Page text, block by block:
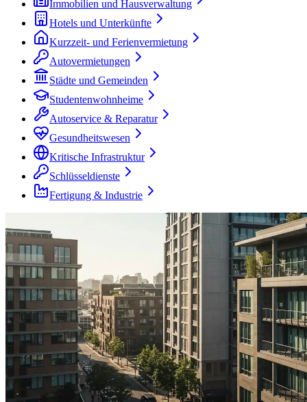
Immobilien und Hausverwaltung
Hotels und Unterkünfte
Kurzzeit- und Ferienvermietung
Autovermietungen
Städte und Gemeinden
Studentenwohnheime
Autoservice & Reparatur
Gesundheitswesen
Kritische Infrastruktur
Schlüsseldienste
Fertigung & Industrie